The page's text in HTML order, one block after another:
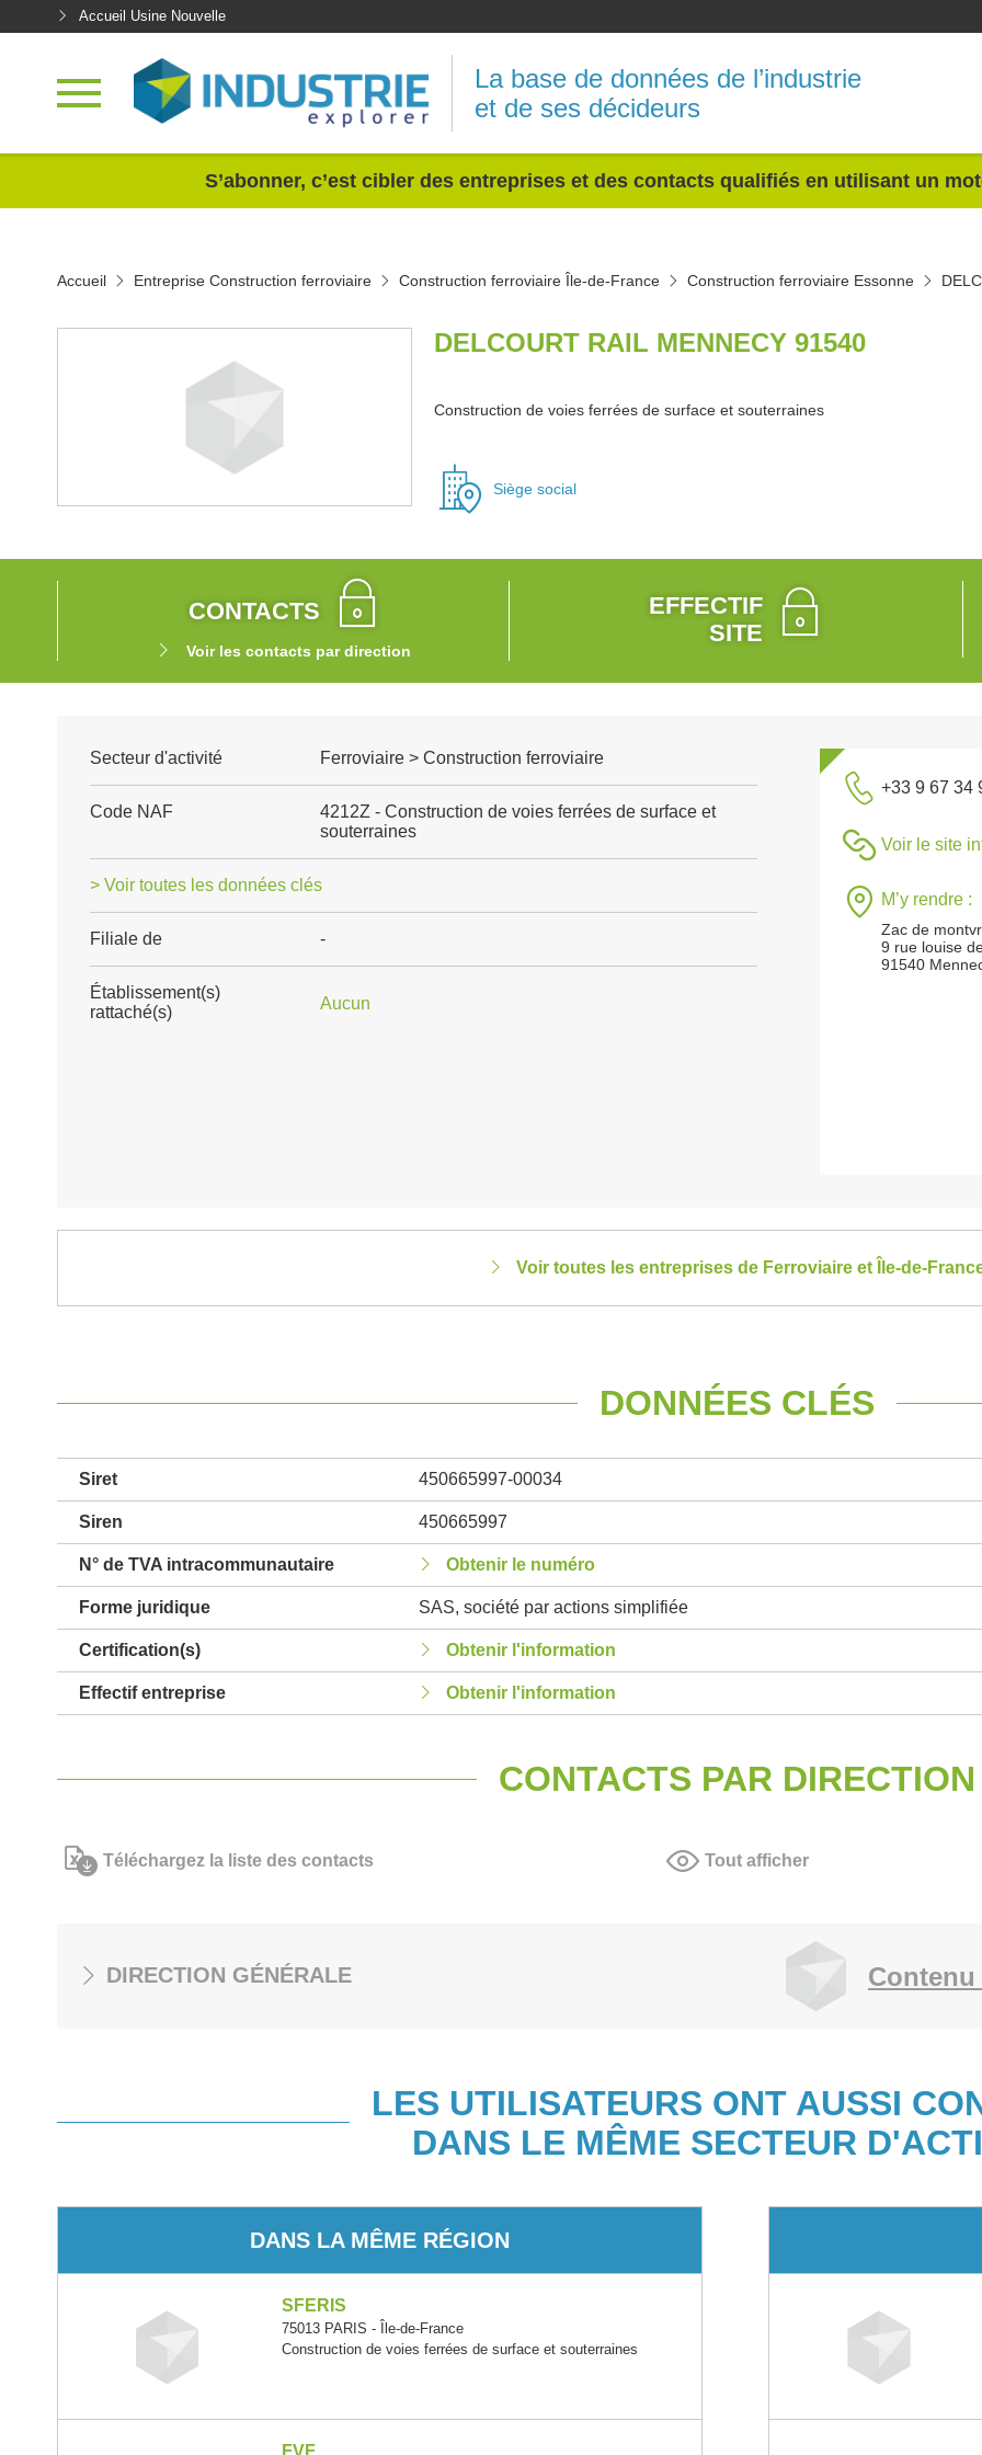
Accueil Usine Nouvelle
La base de données de l’industrie
et de ses décideurs
S’abonner, c’est cibler des entreprises et des contacts qualifiés en utilisant un
Accueil Entreprise Construction ferroviaire Construction ferroviaire Île-de-France Construction ferroviaire Essonne
DELCOURT RAIL MENNECY 91540
Construction de voies ferrées de surface et souterraines
Siège social
CONTACTS
Voir les contacts par direction
EFFECTIF
SITE
Secteur d'activité Ferroviaire > Construction ferroviaire
Code NAF
4212Z - Construction de voies ferrées de surface et
souterraines
> Voir toutes les données clés
Filiale de -
Établissement(s)
rattaché(s)
Aucun
+33 9 67 34
Voir le site
M’y rendre :
Zac de
9 rue louise
91540
Voir toutes les entreprises de Ferroviaire et Île-de-
DONNÉES CLÉS
Siret 450665997-00034
Siren 450665997
N° de TVA intracommunautaire Obtenir le numéro
Forme juridique SAS, société par actions simplifiée
Certification(s) Obtenir l'information
Effectif entreprise Obtenir l'information
CONTACTS PAR DIRECTION
Téléchargez la liste des contacts Tout afficher
DIRECTION GÉNÉRALE
LES UTILISATEURS ONT AUSSI
DANS LE MÊME SECTEUR
DANS LA MÊME RÉGION
SFERIS
75013 PARIS - Île-de-France
Construction de voies ferrées de surface et souterraines
FVF